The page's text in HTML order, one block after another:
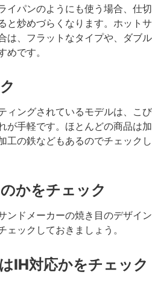
イパンのようにも使う場合、仕切
と炒めづらくなります。ホットサ
は、フラットなタイプや、ダブル
です。
ィングされているモデルは、こび
が手軽です。ほとんどの商品は加
工の鉄などもあるのでチェックし
かをチェック
ンドメーカーの焼き目のデザイン
ックしておきましょう。
IH対応かをチェック